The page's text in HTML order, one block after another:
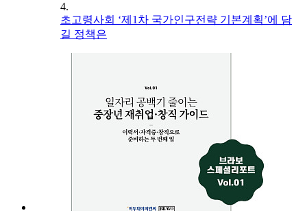
4.
초고령사회 ‘제1차 국가인구전략 기본계획’에 담
길 정책은